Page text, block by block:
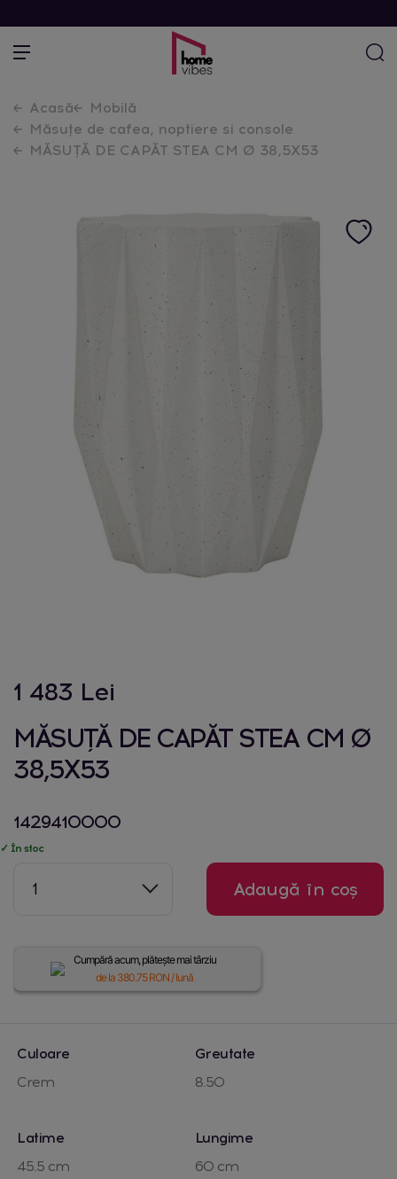
Acasă
Mobilă
Măsuțe de cafea, noptiere si console
MĂSUȚĂ DE CAPĂT STEA CM Ø 38,5X53
1 483 Lei
MĂSUȚĂ DE CAPĂT STEA CM Ø
38,5X53
1429410000
✓ În stoc
1 Adaugă în coș
Cumpără acum, plătește mai târziu
de la 380.75RON / lună
Culoare
Crem
Greutate
8.50
Latime
45.5 cm
Lungime
60 cm